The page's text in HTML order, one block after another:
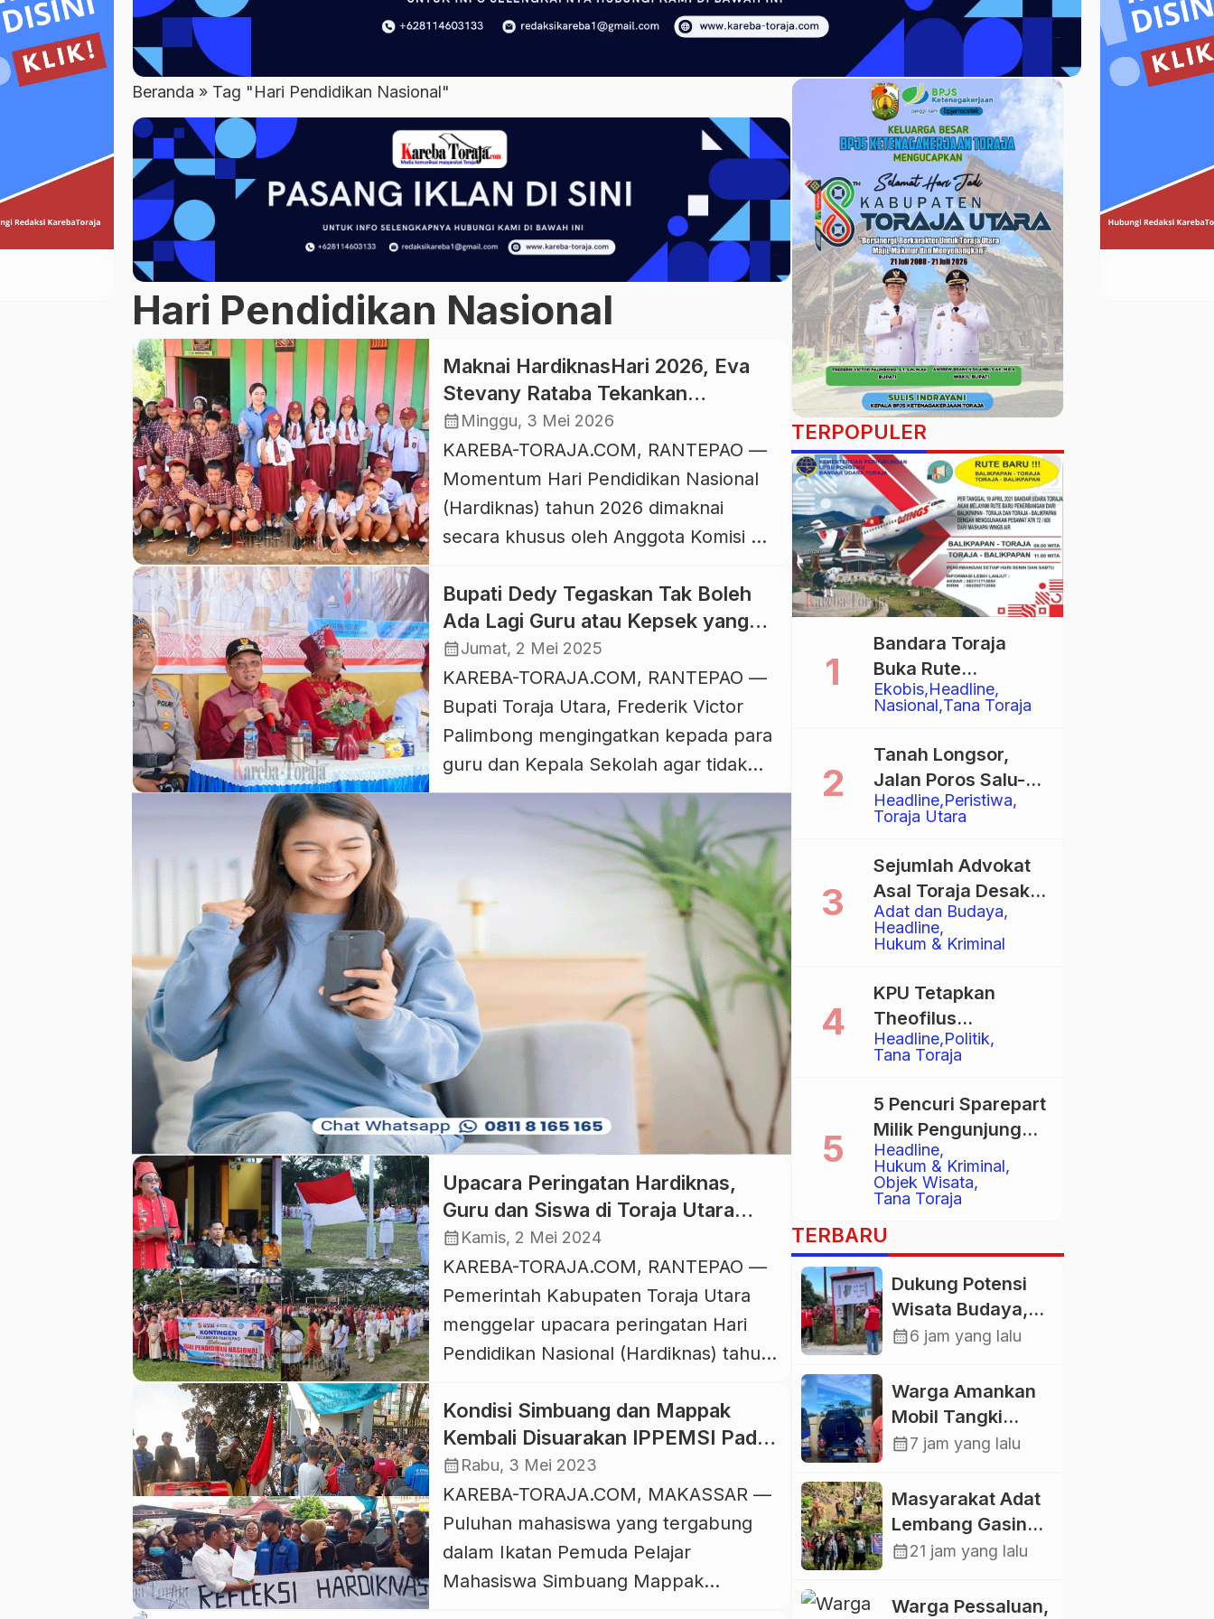
Beranda » Tag "Hari Pendidikan Nasional"
Hari Pendidikan Nasional
Maknai HardiknasHari 2026, Eva
Stevany Rataba Tekankan
Pemerataan dan Akses Pendidikan
calendar_monthMinggu, 3 Mei 2026
KAREBA-TORAJA.COM, RANTEPAO —
Momentum Hari Pendidikan Nasional
(Hardiknas) tahun 2026 dimaknai
secara khusus oleh Anggota Komisi X
Stevany Rataba, sebagai titik refleksi
dan penguatan komitmen untuk
meningkatkan kualitas pendidikan di
daerah, terutama di wilayah Toraja
yang masih menghadapi berbagai
tantangan akses dan pemerataan.
Dalam keterangannya, Sabtu, 2 Mei
[…]
Bupati Dedy Tegaskan Tak Boleh
Ada Lagi Guru atau Kepsek yang
Jadi Timses Politisi
calendar_monthJumat, 2 Mei 2025
KAREBA-TORAJA.COM, RANTEPAO —
Bupati Toraja Utara, Frederik Victor
Palimbong mengingatkan kepada para
guru dan Kepala Sekolah agar tidak
boleh lagi menjadi “tim sukses” bagi
politisi. Kepala Sekolah dan guru
hanya boleh jadi “tim sukses” anak
murid atau anak didikanya. Sehingga
perhatian dan fokus guru hanya
mengajar dan mendidik, tidak dibebani
oleh tuntutan sana-sini, baik dari […]
Upacara Peringatan Hardiknas,
Guru dan Siswa di Toraja Utara
Kenakan Pakaian Adat
calendar_monthKamis, 2 Mei 2024
KAREBA-TORAJA.COM, RANTEPAO —
Pemerintah Kabupaten Toraja Utara
menggelar upacara peringatan Hari
Pendidikan Nasional (Hardiknas) tahun
Kamis, 2 Mei 2024. Upacara yang
dipimpin Wakil Bupati Toraja Utara,
Frederik Victor Palimbong ini
mengambil tema “Bergerak Bersama,
Lanjutkan Merdeka Belajar”. Yang unik
dari upacara Hardiknas tahun 2024 ini
adalah hampir semua peserta upacara
Kondisi Simbuang dan Mappak
Kembali Disuarakan IPPEMSI Pada
Momentum Hardiknas 2023
calendar_monthRabu, 3 Mei 2023
KAREBA-TORAJA.COM, MAKASSAR —
Puluhan mahasiswa yang tergabung
dalam Ikatan Pemuda Pelajar
Mahasiswa Simbuang Mappak
TERPOPULER
Ekobis Headline
Nasional Tana Toraja
Bandara Toraja
Buka Rute
Penerbangan
Langsung Toraja-
Balikpapan
Headline Peristiwa
Toraja Utara
Tanah Longsor,
Jalan Poros Salu-
Dende’ Tertutup
Total
Adat dan Budaya
Headline
Hukum & Kriminal
Sejumlah Advokat
Asal Toraja Desak
Mahkamah Agung
Larang Penggunaan
Eksekusi Rumah
Adat Tongkonan
Headline Politik
Tana Toraja
KPU Tetapkan
Theofilus
Allorerung dan
Zadrak Tombe
sebagai Bupati dan
Wakil Bupati Tana
Toraja Terpilih
Headline
Hukum & Kriminal
Objek Wisata
Tana Toraja
5 Pencuri Sparepart
Milik Pengunjung
Objek Wisata
Pango-Pango
Ditangkap Polisi
TERBARU
Dukung Potensi
Wisata Budaya,
Mahasiswa KKNT
Kelurahan
Nonongan Utara
Pasang Papan
Digital
calendar_month6 jam yang lalu
Warga Amankan
Mobil Tangki
Pelansir, Kasat
Toraja Utara:
Proses Hukum
Berjalan
calendar_month7 jam yang lalu
Masyarakat Adat
Lembang Gasing
Mengkendek Usir
yang Rusak
calendar_month21 jam yang lalu
Warga Pessaluan,